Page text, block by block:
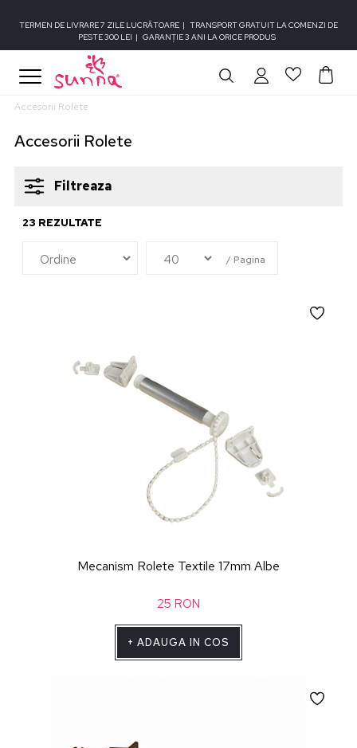
TERMEN DE LIVRARE 7 ZILE LUCRĂTOARE | TRANSPORT GRATUIT LA COMENZI DE
PESTE 300 LEI | GARANȚIE 3 ANI LA ORICE PRODUS
Accesorii Rolete
Accesorii Rolete
Filtreaza
23 REZULTATE
/ Pagina
Mecanism Rolete Textile 17mm Albe
25 RON
+ ADAUGA IN COS